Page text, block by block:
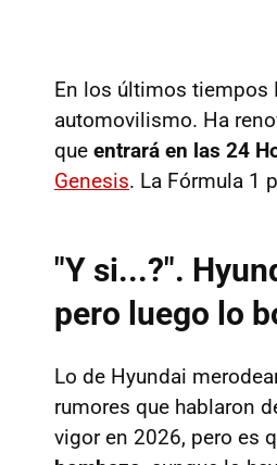
En los últimos tiempos
automovilismo. Ha
que entrará en las 24
Genesis. La Fórmula 1
"Y si...?".
pero luego lo
Lo de Hyundai
rumores que hablaron
vigor en 2026, pero es